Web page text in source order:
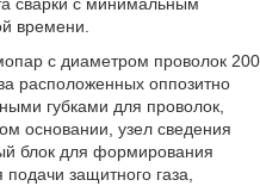
времени.
с диаметром проволок 200
расположенных оппозитно
губками для проволок,
основании, узел сведения
блок для формирования
защитного газа,